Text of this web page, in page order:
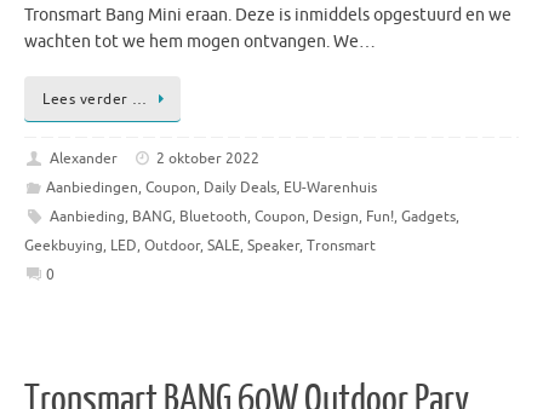
Tronsmart Bang Mini eraan. Deze is inmiddels opgestuurd en we
wachten tot we hem mogen ontvangen. We…
Lees verder …
Alexander
2 oktober 2022
Aanbiedingen, Coupon, Daily Deals, EU-Warenhuis
Aanbieding, BANG, Bluetooth, Coupon, Design, Fun!, Gadgets,
Geekbuying, LED, Outdoor, SALE, Speaker, Tronsmart
0